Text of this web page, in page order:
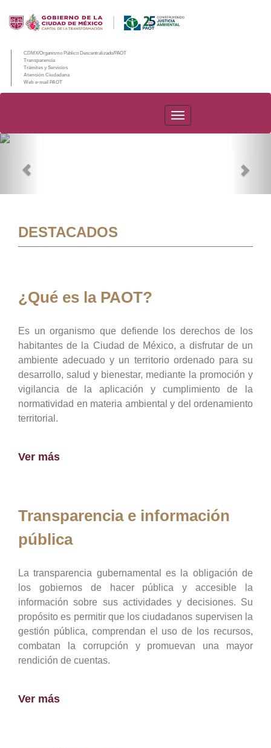
CDMX/Organismo Público Descentralizado/PAOT
Transparencia
Trámites y Servicios
Atención Ciudadana
Web e-mail PAOT
PAOT
DESTACADOS
¿Qué es la PAOT?
Es un organismo que defiende los derechos de los
habitantes de la Ciudad de México, a disfrutar de un
ambiente adecuado y un territorio ordenado para su
desarrollo, salud y bienestar, mediante la promoción y
vigilancia de la aplicación y cumplimiento de la
normatividad en materia ambiental y del ordenamiento
territorial.
Ver más
Transparencia e información
pública
La transparencia gubernamental es la obligación de
los gobiernos de hacer pública y accesible la
información sobre sus actividades y decisiones. Su
propósito es permitir que los ciudadanos supervisen la
gestión pública, comprendan el uso de los recursos,
combatan la corrupción y promuevan una mayor
rendición de cuentas.
Ver más